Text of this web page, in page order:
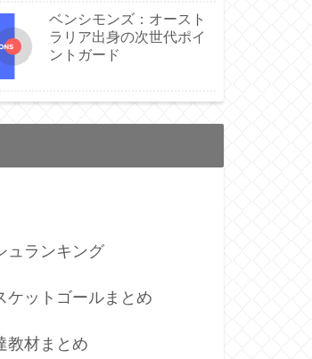
ベンシモンズ：オースト
ラリア出身の次世代ポイ
ントガード
ュランキング
ケットゴールまとめ
教材まとめ